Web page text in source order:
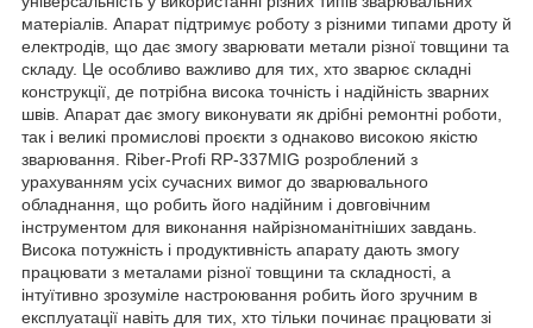
матеріалів. Апарат підтримує роботу з різними типами дроту й
електродів, що дає змогу зварювати метали різної товщини та
складу. Це особливо важливо для тих, хто зварює складні
конструкції, де потрібна висока точність і надійність зварних
швів. Апарат дає змогу виконувати як дрібні ремонтні роботи,
так і великі промислові проєкти з однаково високою якістю
зварювання. Riber-Profi RP-337MIG розроблений з
урахуванням усіх сучасних вимог до зварювального
обладнання, що робить його надійним і довговічним
інструментом для виконання найрізноманітніших завдань.
Висока потужність і продуктивність апарату дають змогу
працювати з металами різної товщини та складності, а
інтуїтивно зрозуміле настроювання робить його зручним в
експлуатації навіть для тих, хто тільки починає працювати зі